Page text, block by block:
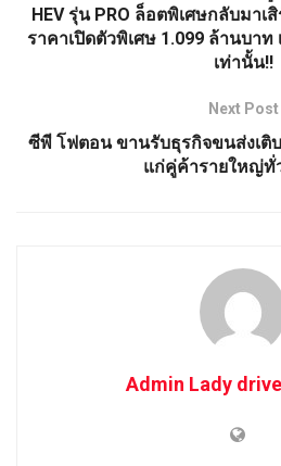
HEV รุ่น PRO ล็อตพิเศษกลับมา
ราคาเปิดตัวพิเศษ 1.099 ล้านบาท
เท่านั้น!!
Next Post
ซีพี โฟตอน ขานรับธุรกิจขนส่งเติ
แก่คู่ค้ารายใหญ่ทั่
Admin Lady